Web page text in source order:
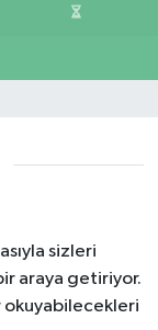
sizleri
araya getiriyor.
okuyabilecekleri